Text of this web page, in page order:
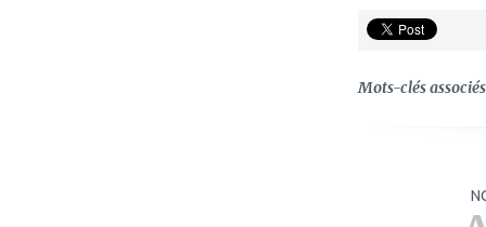
Mots-clés